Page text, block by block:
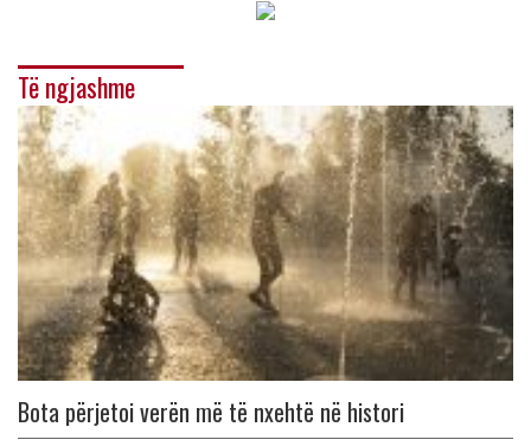
Të ngjashme
Bota përjetoi verën më të nxehtë në histori